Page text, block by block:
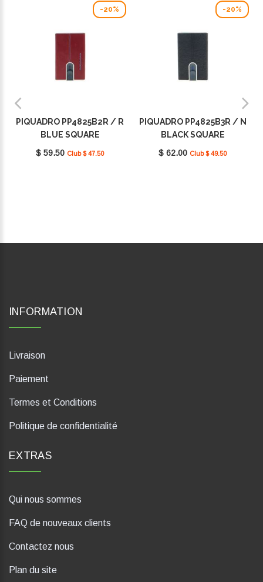
-20%
PIQUADRO PP4825B2R / R
BLUE SQUARE
$ 59.50 Club $ 47.50
-20%
PIQUADRO PP4825B3R / N
BLACK SQUARE
$ 62.00 Club $ 49.50
INFORMATION
Livraison
Paiement
Termes et Conditions
Politique de confidentialité
EXTRAS
Qui nous sommes
FAQ de nouveaux clients
Contactez nous
Plan du site